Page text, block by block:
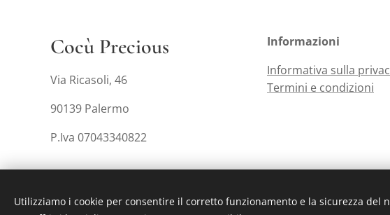
Cocù Precious
Via Ricasoli, 46
90139 Palermo
P.Iva 07043340822
Informazioni
Informativa sulla
Termini e condizioni
Utilizziamo i cookie per consentire il corretto funzionamento e la sicurezza del